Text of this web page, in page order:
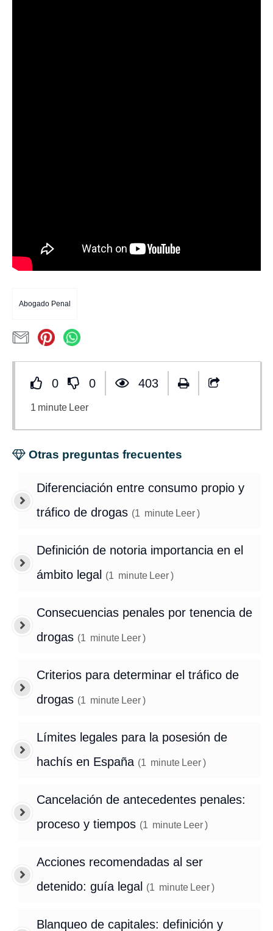
Abogado Penal
0 0 403
1 minute Leer
Otras preguntas frecuentes
Diferenciación entre consumo propio y
tráfico de drogas (1 minute Leer)
Definición de notoria importancia en el
ámbito legal
(1 minute Leer)
Consecuencias penales por tenencia de
drogas (1 minute Leer)
Criterios para determinar el tráfico de
drogas (1 minute Leer)
Límites legales para la posesión de
hachís en España (1 minute Leer)
Cancelación de antecedentes penales:
proceso y tiempos (1 minute Leer)
Acciones recomendadas al ser
detenido: guía legal
(1 minute Leer)
Blanqueo de capitales: definición y